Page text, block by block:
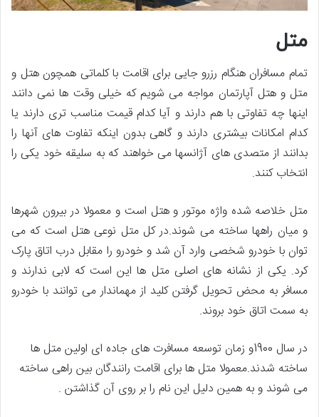
متل
تمام مسافران هنگام رزرو جایی برای اقامت با کلماتی همچون هتل و
متل و هتل آپارتمان مواجه می شویم که خیلی وقت ها نمی دانند
اینها چه تفاوتی با هم دارند و آیا کدام قیمت مناسب تری دارند یا
کدام امکانات بیشتری دارند و گاهی بدون اینکه تفاوت های آنها را
بدانند از متصدی های آژانسها می خواهند که به سلیقه خود یکی را
انتخاب کنند.
متل خلاصه شده واژه موتور و هتل است و معمولا در بیرون شهرها
و میان راهها ساخته می شوند.در کل متل نوعی هتل است که می
توان با خودرو شخصی وارد آن شد و خودرو را مقابل درب اتاق پارک
کرد. یکی از نشانه های اصلی متل ها این است که لابی ندارند و
مسافر به محض تحویل گرفتن کلید از مهماندار می توانند با خودرو
به سمت اتاق خود بروند.
در سال 1900و زمان توسعه مسافرت های جاده ای اولین متل ها
ساخته شدند.معمولا متل ها برای اقامت رانندگان بین راهی ساخته
می شوند و به همین دلیل این نام را بر روی آن گذاشتن .